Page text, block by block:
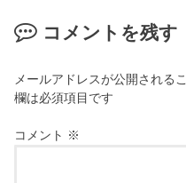
コメントを残す
メールアドレスが公開される
欄は必須項目です
コメント ※